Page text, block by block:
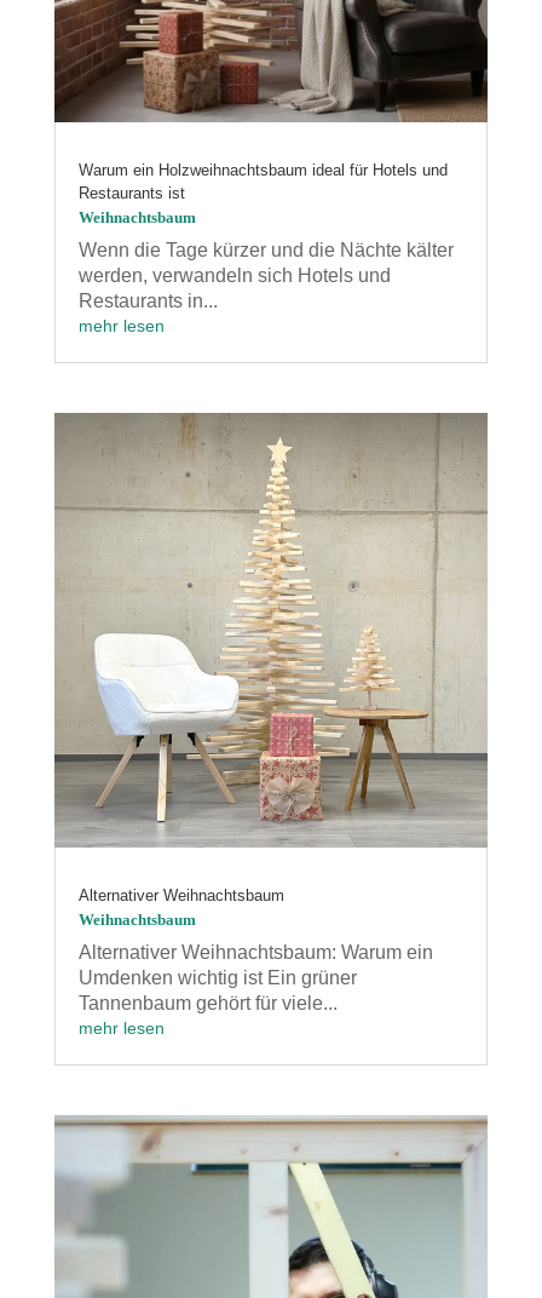
Warum ein Holzweihnachtsbaum ideal für Hotels und
Restaurants ist
Weihnachtsbaum
Wenn die Tage kürzer und die Nächte kälter
werden, verwandeln sich Hotels und
Restaurants in...
mehr lesen
Alternativer Weihnachtsbaum
Weihnachtsbaum
Alternativer Weihnachtsbaum: Warum ein
Umdenken wichtig ist Ein grüner
Tannenbaum gehört für viele...
mehr lesen